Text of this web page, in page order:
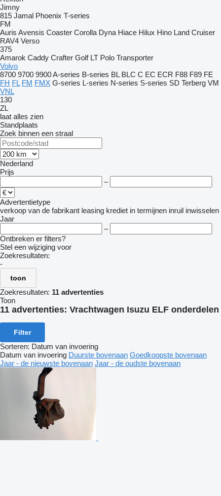
Jimny
815 Jamal Phoenix T-series
FM
Auris Avensis Coaster Corolla Dyna Hiace Hilux Hino Land Cruiser
RAV4 Verso
375
Amarok Caddy Crafter Golf LT Polo Transporter
Volvo
8700 9700 9900A-series B-series BL BLC C EC ECR F88 F89 FE
FH FL FM FMX G-series L-series N-series S-series SD Terberg VM
VNL
130
ZL
laat alles zien
Standplaats
Zoek binnen een straal
Nederland
Prijs
–
Advertentietype
verkoop van de fabrikant leasing krediet in termijnen inruil inwisselen
Jaar
–
Ontbreken er filters?
Stel een wijziging voor
Zoekresultaten:
-
toon
Zoekresultaten: 11 advertenties
Toon
11 advertenties: Vrachtwagen Isuzu ELF onderdelen
Filter
Sorteren: Datum van invoering
Datum van invoering Duurste bovenaan Goedkoopste bovenaan
Jaar - de nieuwste bovenaan Jaar - de oudste bovenaan